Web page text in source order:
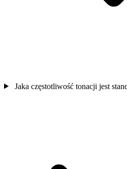
Jaka częstotliwość tonacji jest